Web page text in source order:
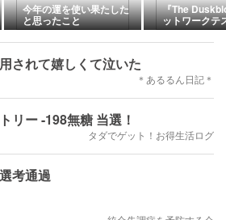
今年の運を使い果たした
と思ったこと
『The
ットワークテ
応募受付開始
ジ手順」
されて嬉しくて泣いた
＊あるるん日記＊
リー -198無糖 当選！
タダでゲット！お得生活ログ
考通過